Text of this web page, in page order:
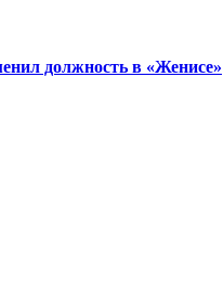
должность в «Женисе»